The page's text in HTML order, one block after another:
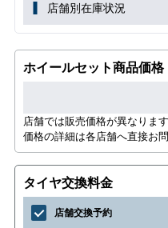
店舗別在庫状況
ホイールセット商品価格
店舗では販売価格が異なります
価格の詳細は各店舗へ直接お
タイヤ交換料金
店舗交換予約